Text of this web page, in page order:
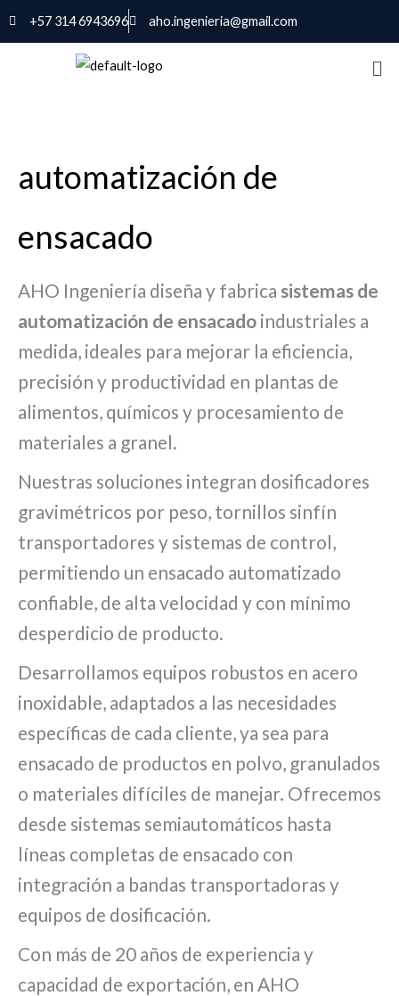
+57 314 6943696 aho.ingenieria@gmail.com
automatización de
ensacado
AHO Ingeniería diseña y fabrica sistemas de
automatización de ensacado industriales a
medida, ideales para mejorar la eficiencia,
precisión y productividad en plantas de
alimentos, químicos y procesamiento de
materiales a granel.
Nuestras soluciones integran dosificadores
gravimétricos por peso, tornillos sinfín
transportadores y sistemas de control,
permitiendo un ensacado automatizado
confiable, de alta velocidad y con mínimo
desperdicio de producto.
Desarrollamos equipos robustos en acero
inoxidable, adaptados a las necesidades
específicas de cada cliente, ya sea para
ensacado de productos en polvo, granulados
o materiales difíciles de manejar. Ofrecemos
desde sistemas semiautomáticos hasta
líneas completas de ensacado con
integración a bandas transportadoras y
equipos de dosificación.
Con más de 20 años de experiencia y
capacidad de exportación, en AHO